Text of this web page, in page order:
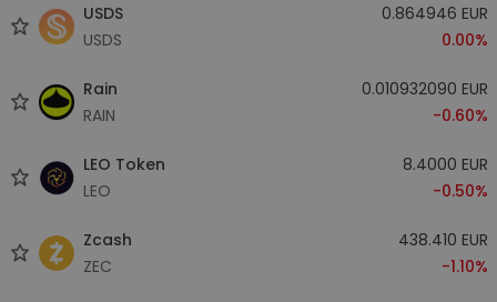
USDS
USDS
0.864946 EUR
0.00%
Rain
RAIN
0.010932090 EUR
-0.60%
LEO Token
LEO
8.4000 EUR
-0.50%
Zcash
ZEC
438.410 EUR
-1.10%